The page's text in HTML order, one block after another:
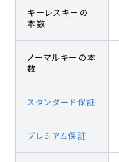
キーレスキーの
本数
ノーマルキーの本
数
スタンダード保証
プレミアム保証